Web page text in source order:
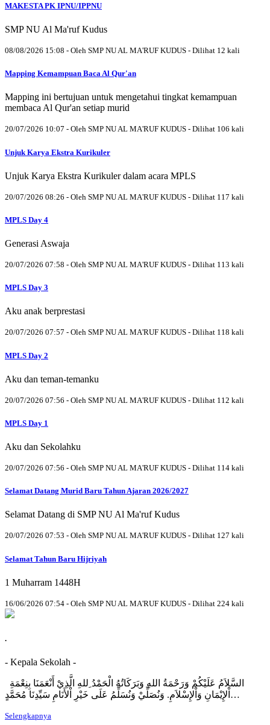
MAKESTA PK IPNU/IPPNU
SMP NU Al Ma'ruf Kudus
08/08/2026 15:08 - Oleh SMP NU AL MA'RUF KUDUS - Dilihat 12 kali
Mapping Kemampuan Baca Al Qur'an
Mapping ini bertujuan untuk mengetahui tingkat kemampuan
membaca Al Qur'an setiap murid
20/07/2026 10:07 - Oleh SMP NU AL MA'RUF KUDUS - Dilihat 106 kali
Unjuk Karya Ekstra Kurikuler
Unjuk Karya Ekstra Kurikuler dalam acara MPLS
20/07/2026 08:26 - Oleh SMP NU AL MA'RUF KUDUS - Dilihat 117 kali
MPLS Day 4
Generasi Aswaja
20/07/2026 07:58 - Oleh SMP NU AL MA'RUF KUDUS - Dilihat 113 kali
MPLS Day 3
Aku anak berprestasi
20/07/2026 07:57 - Oleh SMP NU AL MA'RUF KUDUS - Dilihat 118 kali
MPLS Day 2
Aku dan teman-temanku
20/07/2026 07:56 - Oleh SMP NU AL MA'RUF KUDUS - Dilihat 112 kali
MPLS Day 1
Aku dan Sekolahku
20/07/2026 07:56 - Oleh SMP NU AL MA'RUF KUDUS - Dilihat 114 kali
Selamat Datang Murid Baru Tahun Ajaran 2026/2027
Selamat Datang di SMP NU Al Ma'ruf Kudus
20/07/2026 07:53 - Oleh SMP NU AL MA'RUF KUDUS - Dilihat 127 kali
Selamat Tahun Baru Hijriyah
1 Muharram 1448H
16/06/2026 07:54 - Oleh SMP NU AL MA'RUF KUDUS - Dilihat 224 kali
.
- Kepala Sekolah -
اْلإِيْمَانِ وَاْلإِسْلاَمِ. وَنُصَلِّيْ وَنُسَلِّمُ عَلَى خَيْرِ اْلأَنَامِ سَيِّدِنَا مُحَمَّدٍ…
Selengkapnya